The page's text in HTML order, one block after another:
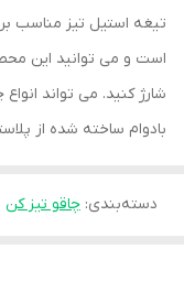
است و می توانید این
شارژ کنید. می تواند
بادوام ساخته شده از
دسته‌بندی: چاقو تیز کن